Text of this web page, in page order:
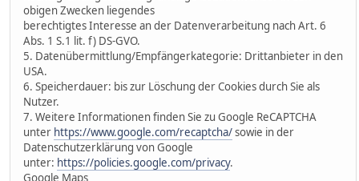
obigen Zwecken liegendes
berechtigtes Interesse an der Datenverarbeitung nach Art. 6
Abs. 1 S.1 lit. f) DS-GVO.
5. Datenübermittlung/Empfängerkategorie: Drittanbieter in den
USA.
6. Speicherdauer: bis zur Löschung der Cookies durch Sie als
Nutzer.
7. Weitere Informationen finden Sie zu Google ReCAPTCHA
unter https://www.google.com/recaptcha/sowie in der
Datenschutzerklärung von Google
unter: https://policies.google.com/privacy.
Google Maps